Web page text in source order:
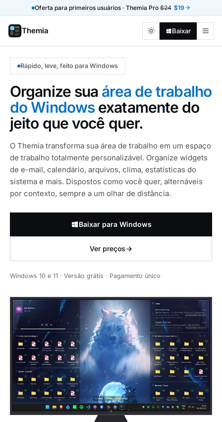
Oferta para primeiros usuários · Themia Pro$24 $19
Themia Baixar
Rápido, leve, feito para Windows
Organize sua área de trabalho
do Windowsexatamente do
jeito que você quer.
O Themia transforma sua área de trabalho em um espaço
de trabalho totalmente personalizável. Organize widgets
de e-mail, calendário, arquivos, clima, estatísticas do
sistema e mais. Dispostos como você quer, alternáveis
por contexto, sempre a um olhar de distância.
Baixar para Windows
Ver preços
Windows 10 e 11 · Versão grátis · Pagamento único